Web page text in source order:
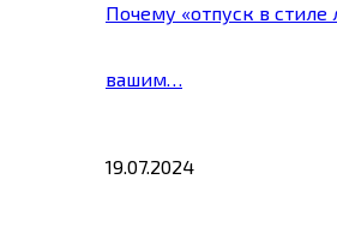
Почему «отпуск в стиле
вашим…
19.07.2024